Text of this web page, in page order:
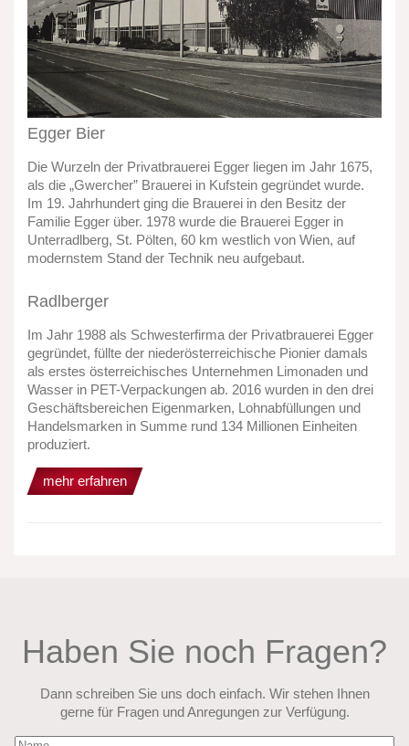
Egger Bier
Die Wurzeln der Privatbrauerei Egger liegen im Jahr 1675,
als die „Gwercher” Brauerei in Kufstein gegründet wurde.
Im 19. Jahrhundert ging die Brauerei in den Besitz der
Familie Egger über. 1978 wurde die Brauerei Egger in
Unterradlberg, St. Pölten, 60 km westlich von Wien, auf
modernstem Stand der Technik neu aufgebaut.
Radlberger
Im Jahr 1988 als Schwesterfirma der Privatbrauerei Egger
gegründet, füllte der niederösterreichische Pionier damals
als erstes österreichisches Unternehmen Limonaden und
Wasser in PET-Verpackungen ab. 2016 wurden in den drei
Geschäftsbereichen Eigenmarken, Lohnabfüllungen und
Handelsmarken in Summe rund 134 Millionen Einheiten
produziert.
mehr erfahren
Haben Sie noch Fragen?
Dann schreiben Sie uns doch einfach. Wir stehen Ihnen
gerne für Fragen und Anregungen zur Verfügung.